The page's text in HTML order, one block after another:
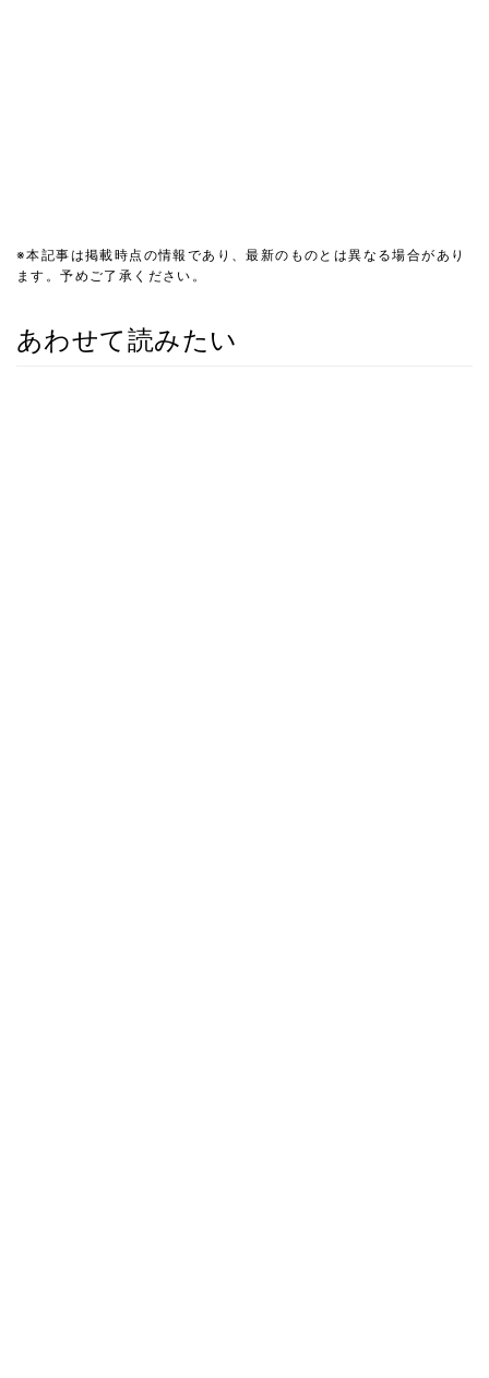
※本記事は掲載時点の情報であり、最新のものとは異なる場合があり
ます。予めご了承ください。
あわせて読みたい